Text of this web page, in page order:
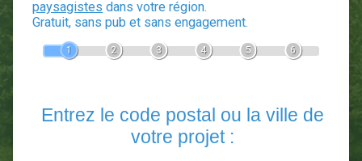
Devis Paysagiste
En 5 minutes, demandez3 devis comparatifs